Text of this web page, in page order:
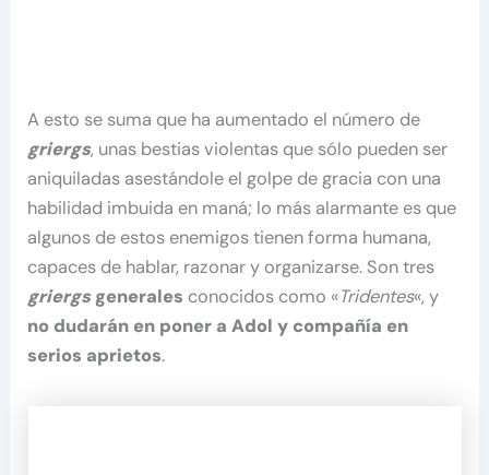
A esto se suma que ha aumentado el número de
griergs, unas bestias violentas que sólo pueden ser
aniquiladas asestándole el golpe de gracia con una
habilidad imbuida en maná; lo más alarmante es que
algunos de estos enemigos tienen forma humana,
capaces de hablar, razonar y organizarse. Son tres
griergsgenerales conocidos como «Tridentes«, y
no dudarán en poner a Adol y compañía en
serios aprietos.